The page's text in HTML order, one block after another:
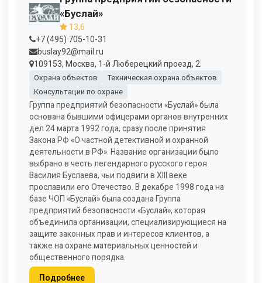
«Буслай»
13,6
+7 (495) 705-10-31
buslay92@mail.ru
109153, Москва, 1-й Люберецкий проезд, 2.
Охрана объектов
Техническая охрана объектов
Консультации по охране
Группа предприятий безопасности «Буслай» была
основана бывшими офицерами органов внутренних
дел 24 марта 1992 года, сразу после принятия
Закона РФ «О частной детективной и охранной
деятельности в РФ». Название организации было
выбрано в честь легендарного русского героя
Василия Буслаева, чьи подвиги в XIII веке
прославили его Отечество. В декабре 1998 года на
базе ЧОП «Буслай» была создана Группа
предприятий безопасности «Буслай», которая
объединила организации, специализирующиеся на
защите законных прав и интересов клиентов, а
также на охране материальных ценностей и
общественного порядка.
Подробнее